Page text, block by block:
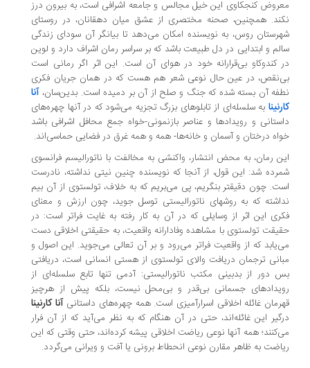
کنجکاوی این خیل مجالس و جامعه اشرافی است، به بیرون درز
همچنین، صحنه مختصری از عشق میان دهقانان، در روستای
روس، به نویسنده امکان می‌دهد تا بیانگر آن سودای زندگی
و ابتدایی در دل طبیعت باشد که بر سراسر رمان اشراف دارد و لوین
کندوکاو بی‌قرارانه خود در هوای آن است. این اثر اگر رمانی است
در عین حال نوعی شعر هم هست که در همان جریان فکری
آن بسته شده که جنگ و صلح از آن بر دمیده است. بدین‌سان،آنا
به سلسله‌ای از تابلوهای بزرگ تجزیه می‌شود که در آنها چهره‌های
و رویدادها و عناصر بازنمونی-خواه جمع محافل اشرافی باشد
درختان و آسمان و خانه‌ها- همه و همه غرق در فضایی حماسی‌اند.
رمان، به محض انتشار، واکنشی به مخالفت با ناتورالیسم فرانسوی
شد: این قول، از آنجا که نویسنده چنین نیتی نداشته، نادرست
چون دقیقتر بنگریم، پی می‌بریم که به خلاف، تولستوی از آن بیم
که به روشهای ناتورالیستی توسل جوید، چون ارزش و معنای
این اثر از وسایلی که در آن به کار رفته به غایت فراتر است: در
تولستوی با مشاهده وفادارانه واقعیت، به حقیقتی اخلاقی دست
که از واقعیت فراتر می‌رود و بر آن تعالی می‌جوید. این اصول و
ترجمان دریافت والای تولستوی از هستی انسانی است، دریافتی
دور از بدبینی مکتب ناتورالیستی: آدمی تنها تابع سلسله‌ای از
جسمانی بی‌قدر و بی‌محل نیست، بلکه پیش از هرچیز
غائله اخلاقی اسرارآمیزی است. همه چهره‌های داستانیآنا کارنینا
این غائله‌اند، حتی در آن هنگام که به نظر می‌آید که از آن فرار
همه آنها نوعی ریاضت اخلاقی پیشه کرده‌اند، حتی وقتی که این
به ظاهر مقارن نوعی انحطاط برونی یا آفت و ویرانی می‌گردد.